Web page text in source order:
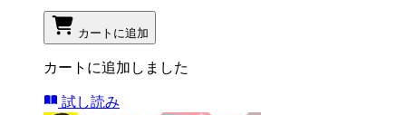
カートに追加
カートに追加しました
試し読み